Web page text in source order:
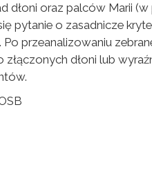
dłoni oraz palców Marii
pytanie o zasadnicze
Po przeanalizowaniu
dłoni lub